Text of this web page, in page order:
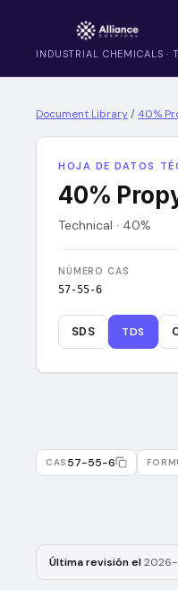
INDUSTRIAL CHEMICALS ·
Document Library/40%
HOJA DE DATOS
40%
Technical · 40%
NÚMERO CAS
57-55-6
SDS TDS
CAS 57-55-6
Última revisión el2026-